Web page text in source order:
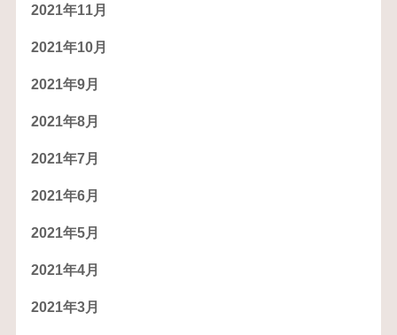
2021年11月
2021年10月
2021年9月
2021年8月
2021年7月
2021年6月
2021年5月
2021年4月
2021年3月